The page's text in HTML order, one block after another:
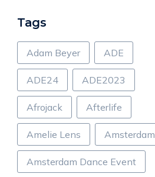
Tags
Adam Beyer ADE
ADE24 ADE2023
Afrojack Afterlife
Amelie Lens Amsterdam
Amsterdam Dance Event